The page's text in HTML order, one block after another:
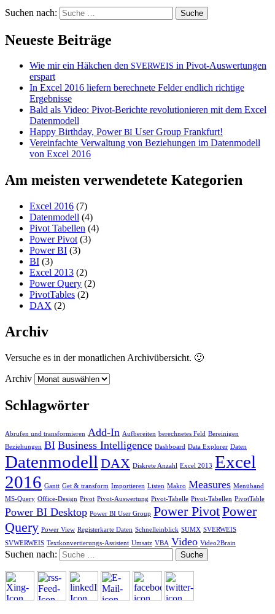
Suchen nach:
Neueste Beiträge
Wie mir ein Häkchen den SVERWEIS in Pivot-Auswertungen
erspart
In Excel 2016 liefern berechnete Felder endlich richtige
Ergebnisse
Bald als Video: Pivot-Berichte revolutionieren mit dem Excel
Datenmodell
Happy Birthday, PowerBI User Group Frankfurt!
Vereinfachte Verwaltung von Beziehungen im Datenmodell
von Excel 2016
Am meisten verwendetete Kategorien
Excel 2016 (7)
Datenmodell (4)
Pivot Tabellen (4)
Power Pivot (3)
Power BI (3)
BI (3)
Excel 2013 (2)
Power Query (2)
PivotTables (2)
DAX (2)
Archiv
Versuche es in der monatlichen Archivübersicht. 🙂
Archiv
Schlagwörter
Abrufen und transformieren Add-In Aufbereiten berechnetes Feld Bereinigen
Beziehungen BI Business Intelligence Dashboard Data Explorer Daten
Datenmodell DAX Diskrete Anzahl Excel 2013 Excel
2016 Gantt Get & transform Importieren Listen Makro Measures Menüband
MS-Query Office-Design Pivot Pivot-Auswertung Pivot-Tabelle Pivot-Tabellen PivotTable
Power BI Desktop Power BI User Group Power PivotPower
Query Power View Registerkarte Daten Schnelleinblick SUMX SVERWEIS
SVWERWEIS Textkonvertierungs-Assistent Umsatz VBA Video Video2Brain
Suchen nach: